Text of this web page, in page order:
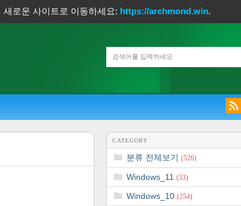
새로운 사이트로 이동하세요: https://archmond.win.
CATEGORY
분류 전체보기 (526)
Windows_11 (33)
Windows_10 (254)